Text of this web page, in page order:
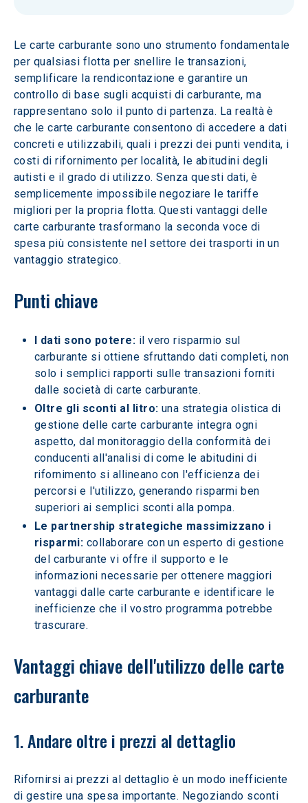
Le carte carburante sono uno strumento fondamentale
per qualsiasi flotta per snellire le transazioni,
semplificare la rendicontazione e garantire un
controllo di base sugli acquisti di carburante, ma
rappresentano solo il punto di partenza. La realtà è
che le carte carburante consentono di accedere a dati
concreti e utilizzabili, quali i prezzi dei punti vendita, i
costi di rifornimento per località, le abitudini degli
autisti e il grado di utilizzo. Senza questi dati, è
semplicemente impossibile negoziare le tariffe
migliori per la propria flotta. Questi vantaggi delle
carte carburante trasformano la seconda voce di
spesa più consistente nel settore dei trasporti in un
vantaggio strategico.
Punti chiave
I dati sono potere: il vero risparmio sul
carburante si ottiene sfruttando dati completi, non
solo i semplici rapporti sulle transazioni forniti
dalle società di carte carburante.
Oltre gli sconti al litro: una strategia olistica di
gestione delle carte carburante integra ogni
aspetto, dal monitoraggio della conformità dei
conducenti all'analisi di come le abitudini di
rifornimento si allineano con l'efficienza dei
percorsi e l'utilizzo, generando risparmi ben
superiori ai semplici sconti alla pompa.
Le partnership strategiche massimizzano i
risparmi: collaborare con un esperto di gestione
del carburante vi offre il supporto e le
informazioni necessarie per ottenere maggiori
vantaggi dalle carte carburante e identificare le
inefficienze che il vostro programma potrebbe
trascurare.
Vantaggi chiave dell'utilizzo delle carte
carburante
1. Andare oltre i prezzi al dettaglio
Rifornirsi ai prezzi al dettaglio è un modo inefficiente
di gestire una spesa importante. Negoziando sconti